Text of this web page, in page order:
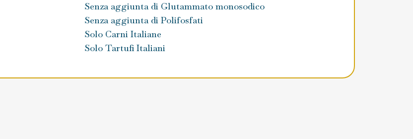
Senza aggiunta di Glutammato monosodico
Senza aggiunta di Polifosfati
Solo Carni Italiane
Solo Tartufi Italiani